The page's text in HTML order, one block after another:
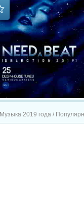
Музыка 2019 года /